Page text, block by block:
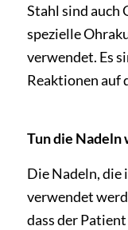
Stahl sind auch
spezielle
verwendet. Es
Reaktionen auf
Tun die Nadeln
Die Nadeln, die
verwendet
dass der